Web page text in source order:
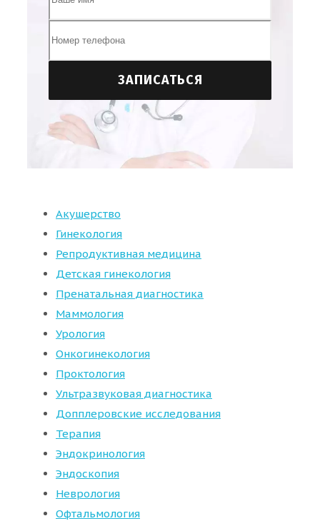
Акушерство
Гинекология
Репродуктивная медицина
Детская гинекология
Пренатальная диагностика
Маммология
Урология
Онкогинекология
Проктология
Ультразвуковая диагностика
Допплеровские исследования
Терапия
Эндокринология
Эндоскопия
Неврология
Офтальмология